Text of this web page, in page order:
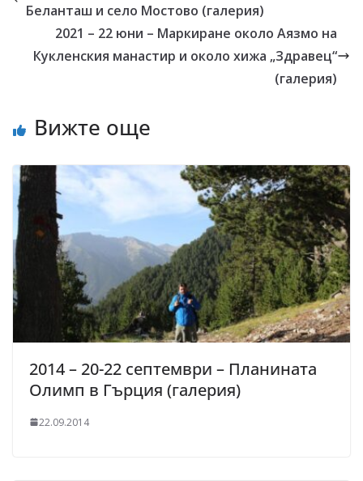
Беланташ и село Мостово (галерия)
2021 – 22 юни – Маркиране около Аязмо на
Кукленския манастир и около хижа „Здравец“
(галерия)
Вижте още
2014 – 20-22 септември – Планината
Олимп в Гърция (галерия)
22.09.2014